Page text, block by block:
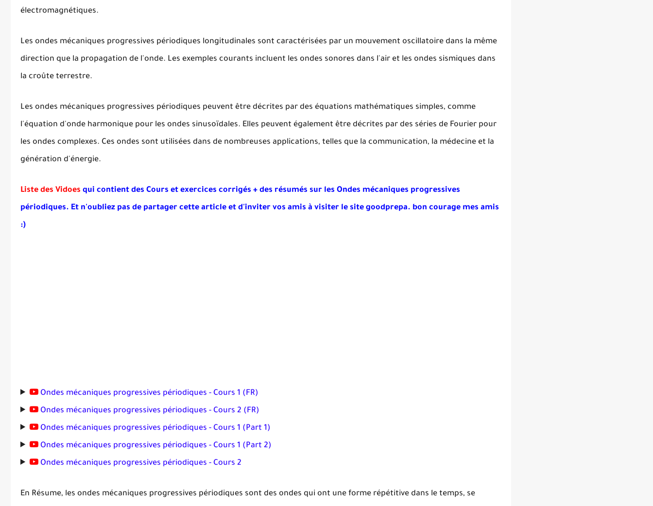
électromagnétiques.
Les ondes mécaniques progressives périodiques longitudinales sont caractérisées par un mouvement oscillatoire dans la même
direction que la propagation de l'onde. Les exemples courants incluent les ondes sonores dans l'air et les ondes sismiques dans
la croûte terrestre.
Les ondes mécaniques progressives périodiques peuvent être décrites par des équations mathématiques simples, comme
l'équation d'onde harmonique pour les ondes sinusoïdales. Elles peuvent également être décrites par des séries de Fourier pour
les ondes complexes. Ces ondes sont utilisées dans de nombreuses applications, telles que la communication, la médecine et la
génération d'énergie.
Liste des Vidoes qui contient des Cours et exercices corrigés + des résumés sur les Ondes mécaniques progressives
périodiques. Et n'oubliez pas de partager cette article et d'inviter vos amis à visiter le site goodprepa. bon courage mes amis
:)
Ondes mécaniques progressives périodiques - Cours 1 (FR)
Ondes mécaniques progressives périodiques - Cours 2 (FR)
Ondes mécaniques progressives périodiques - Cours 1 (Part 1)
Ondes mécaniques progressives périodiques - Cours 1 (Part 2)
Ondes mécaniques progressives périodiques - Cours 2
En Résume, les ondes mécaniques progressives périodiques sont des ondes qui ont une forme répétitive dans le temps, se